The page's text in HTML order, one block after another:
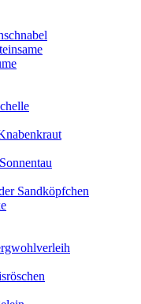
Sandköpfchen